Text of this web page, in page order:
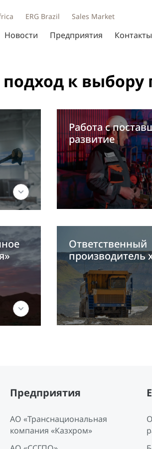
ERG Brazil Sales Market
Новости Предприятия Контакты
к выбору
Работа с
развитие
Ответственный
производитель
Предприятия
АО «Транснациональная
компания «Казхром»